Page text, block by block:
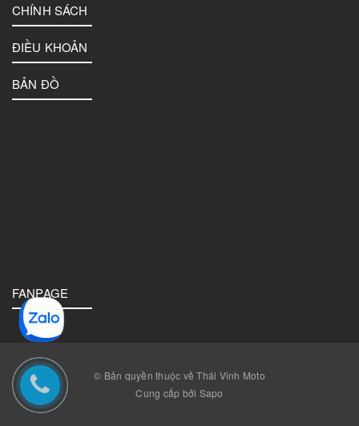
CHÍNH SÁCH
ĐIỀU KHOẢN
BẢN ĐỒ
FANPAGE
© Bản quyền thuộc về Thái Vinh Moto
Cung cấp bởi Sapo